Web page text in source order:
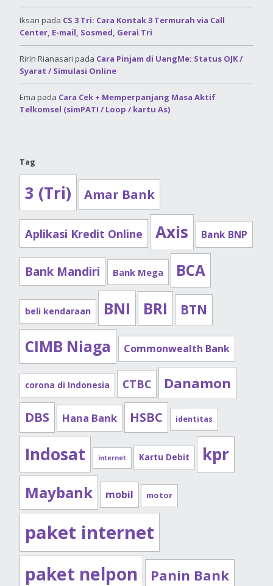
Iksan pada CS 3 Tri: Cara Kontak 3 Termurah via Call
Center, E-mail, Sosmed, Gerai Tri
Ririn Rianasari pada Cara Pinjam di UangMe: Status OJK /
Syarat / Simulasi Online
Ema pada Cara Cek + Memperpanjang Masa Aktif
Telkomsel (simPATI / Loop / kartu As)
Tag
3 (Tri) Amar Bank
Aplikasi Kredit Online Axis Bank BNP
Bank Mandiri Bank Mega BCA
beli kendaraan BNI BRI BTN
CIMB Niaga Commonwealth Bank
corona di Indonesia CTBC Danamon
DBS Hana Bank HSBC identitas
Indosat internet Kartu Debit kpr
Maybank mobil motor
paket internet
paket nelpon Panin Bank